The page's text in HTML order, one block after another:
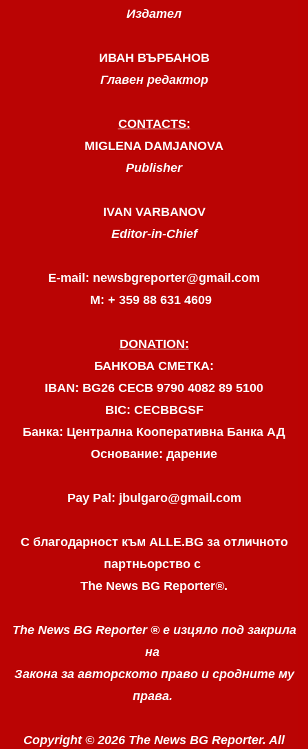
Издател
ИВАН ВЪРБАНОВ
Главен редактор
CONTACTS:
MIGLENA DAMJANOVA
Publisher
IVAN VARBANOV
Editor-in-Chief
E-mail: newsbgreporter@gmail.com
М: + 359 88 631 4609
DONATION:
БАНКОВА СМЕТКА:
IBAN: BG26 CECB 9790 4082 89 5100
BIC: CECBBGSF
Банка: Централна Кооперативна Банка АД
Основание: дарение
Pay Pal: jbulgaro@gmail.com
С благодарност към ALLE.BG за отличното
партньорство с
The News BG Reporter®.
The News BG Reporter ® е изцяло под закрила
на
Закона за авторското право и сродните му
права.
Copyright © 2026 The News BG Reporter. All